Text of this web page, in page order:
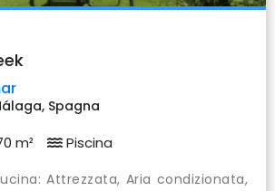
Spagna
m² Piscina
Attrezzata, Aria condizionata,